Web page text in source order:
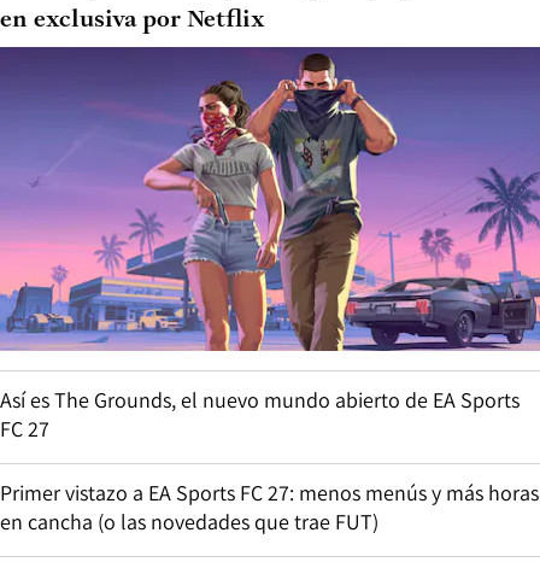
en exclusiva por Netflix
Así es The Grounds, el nuevo mundo abierto de EA Sports
FC 27
Primer vistazo a EA Sports FC 27: menos menús y más horas
en cancha (o las novedades que trae FUT)